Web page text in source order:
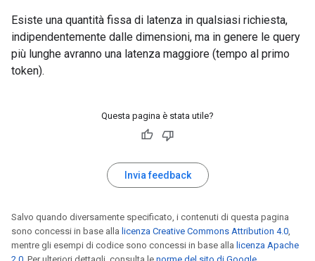
Esiste una quantità fissa di latenza in qualsiasi richiesta,
indipendentemente dalle dimensioni, ma in genere le query
più lunghe avranno una latenza maggiore (tempo al primo
token).
Questa pagina è stata utile?
Invia feedback
Salvo quando diversamente specificato, i contenuti di questa pagina
sono concessi in base alla licenza Creative Commons Attribution 4.0,
mentre gli esempi di codice sono concessi in base alla licenza Apache